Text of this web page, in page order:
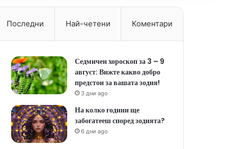
Последни Най-четени Коментари
Седмичен хороскоп за 3 – 9
август: Вижте какво добро
предстои за вашата зодия!
3 дни ago
На колко години ще
забогатееш според зодията?
6 дни ago